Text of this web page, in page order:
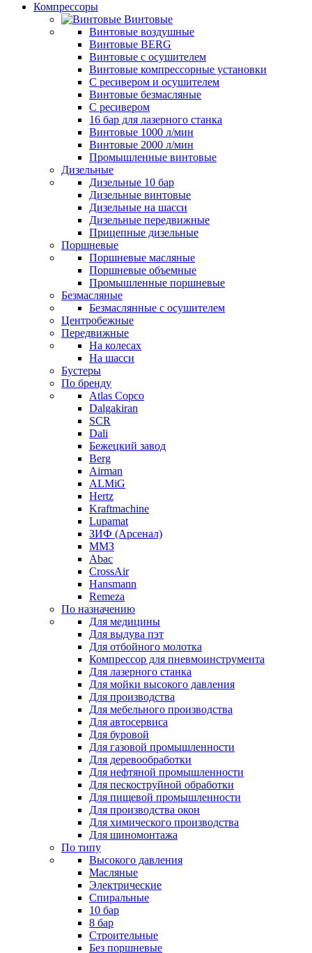
Компрессоры
Винтовые
Винтовые воздушные
Винтовые BERG
Винтовые с осушителем
Винтовые компрессорные установки
C ресивером и осушителем
Винтовые безмасляные
C ресивером
16 бар для лазерного станка
Винтовые 1000 л/мин
Винтовые 2000 л/мин
Промышленные винтовые
Дизельные
Дизельные 10 бар
Дизельные винтовые
Дизельные на шасси
Дизельные передвижные
Прицепные дизельные
Поршневые
Поршневые масляные
Поршневые объемные
Промышленные поршневые
Безмасляные
Безмаслянные с осушителем
Центробежные
Передвижные
На колесах
На шасси
Бустеры
По бренду
Atlas Copco
Dalgakiran
SCR
Dali
Бежецкий завод
Berg
Airman
ALMiG
Hertz
Kraftmachine
Lupamat
ЗИФ (Арсенал)
ММЗ
Abac
CrossAir
Hansmann
Remeza
По назначению
Для медицины
Для выдува пэт
Для отбойного молотка
Компрессор для пневмоинструмента
Для лазерного станка
Для мойки высокого давления
Для производства
Для мебельного производства
Для автосервиса
Для буровой
Для газовой промышленности
Для деревообработки
Для нефтяной промышленности
Для пескоструйной обработки
Для пищевой промышленности
Для производства окон
Для химического производства
Для шиномонтажа
По типу
Высокого давления
Масляные
Электрические
Спиральные
10 бар
8 бар
Cтроительные
Без поршневые